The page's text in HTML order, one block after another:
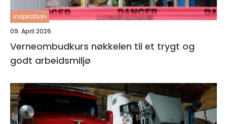
inspiration
09. April 2026
Verneombudkurs nøkkelen til et trygt og
godt arbeidsmiljø